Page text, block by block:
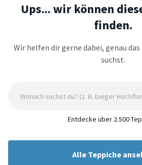
Ups... wir können
finden.
Wir helfen dir gerne dabei, genau
suchst.
Entdecke über 2.500
Alle Teppiche